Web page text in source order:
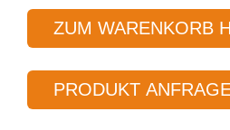
Tiefbohrwerkzeug
Typ 01
Länge 25 x Ø
ZUM WARENKORB
PRODUKT